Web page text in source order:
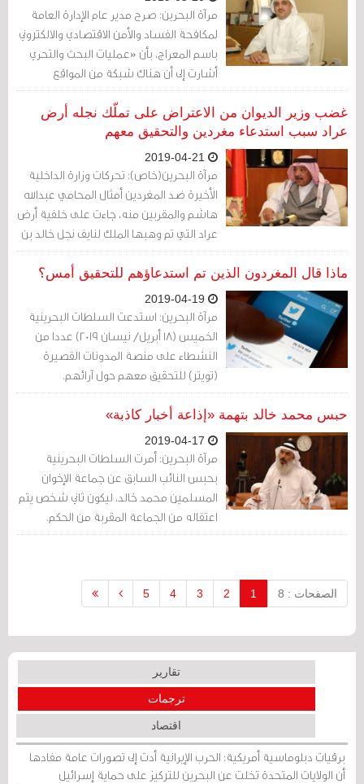
والمعبّرين عن آرائهم عبر وسائل التواصل.
مرآة البحرين: صرح مدير عام الإدارة العامة
لمكافحة الفساد والأمن الاقتصادي والالكتروني
باسم المعراج، بأن «عمليات البحث والتحري
أشارت إلى أن هناك شبكة من المواقع
الإلكترونية المسيئة للأمن الاجتماعي
البحريني ، يتم إدارة أغلبها من قبل جهات
خارجية في إيران وقطر والعراق ودول أوربية ،
بالإضافة إلى شخصيات صادر بحقها أحكام
قضائية وهاربة خارج البلاد». حسب تعبيره.
غضب وزير الديوان من الاعتراض على تملّك نجله أرض
عراد سبب استدعاء مغردين والتحقيق معهم
مرآة البحرين(خاص): تحركات وزارة الداخلية
الأخيرة ضد المغردين أمثال المحامي عبدالله
هاشم والمقربين منه، جاءت على خلفية أرض
عراد التي تم وهبها الملك لنايف نجل خالد بن
أحمد آل خليفة وزير الديوان الملكي، وخليفة
بن أحمد آل خليفة مدير إدارة المتاحف. هذا هو
السبب الحقيقي الذي أسرّ به عدد من
المغردين الذين تم استدعاؤهم مؤخراً
للتحقيق في إدارة الجرائم الالكترونية التابعة
لوزارة الداخلية.
ماذا قال المغردون الذين تم استدعاؤهم للتحقيق أمس؟
مرآة البحرين: استدعت السلطات البحرينية
الخميس (18 أبريل/ نيسان 2019) عددا من
النشطاء على منصة المدونات القصيرة
(تويتر) للتحقيق معهم حول آرائهم.
حبس محمد خالد بتهمة «إذاعة أخبار كاذبة»
مرآة البحرين: أمرت السلطات البحرينية
بحبس النائب السابق عن جماعة الإخوان
المسلمين محمد خالد، ليكون ثاني شخص يتم
اعتقاله من الجماعة المقربة من الحكم.
الصفحات : 8 1
2
3
4
5
تقارير
ترجمات
اقتصاد
برقيات دبلوماسية أمريكية: الحرب الإيرانية أدت إلى تصورات عامة مفادها
أن الولايات المتحدة تخلت عن البحرين للتركيز على حماية إسرائيل